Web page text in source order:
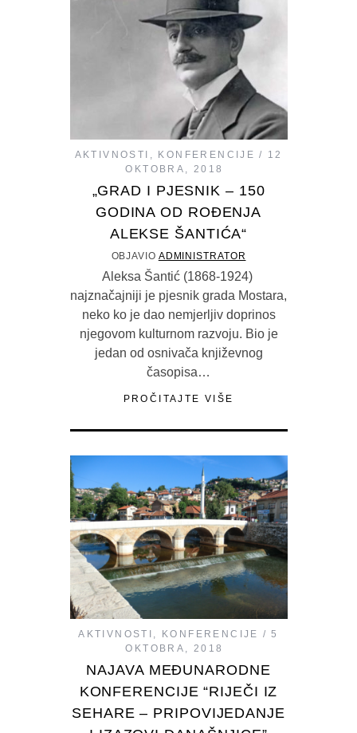
AKTIVNOSTI KONFERENCIJE
12
OKTOBRA, 2018
„GRAD I PJESNIK – 150
GODINA OD ROĐENJA
ALEKSE ŠANTIĆA“
OBJAVIO ADMINISTRATOR
Aleksa Šantić (1868-1924)
najznačajniji je pjesnik grada Mostara,
neko ko je dao nemjerljiv doprinos
njegovom kulturnom razvoju. Bio je
jedan od osnivača književnog
časopisa…
PROČITAJTE VIŠE
AKTIVNOSTI , KONFERENCIJE
5
OKTOBRA, 2018
NAJAVA MEĐUNARODNE
KONFERENCIJE “RIJEČI IZ
SEHARE – PRIPOVIJEDANJE